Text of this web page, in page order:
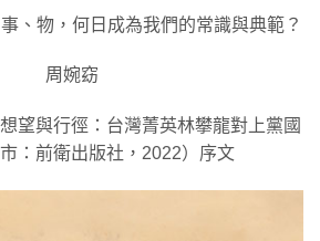
、物，何日成為我們的常識與典範？
周婉窈
望與行徑：台灣菁英林攀龍對上黨國
：前衛出版社，2022）序文